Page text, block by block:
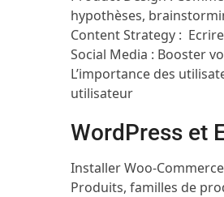
hypothèses,
Content Strategy :
Social Media : Booster
L’importance des
utilisateur
WordPress et
Installer Woo-Commerce
Produits, familles de